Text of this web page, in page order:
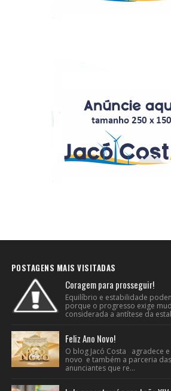
POSTAGENS MAIS VISITADAS
Coragem para prosseguir!
Equilíbrio e estabilidade
porque o progresso exige
considerada a antítese da
Feliz Ano Novo!
O blog Jacó Costa agradece
novo e também a parceria
anunciantes que re...